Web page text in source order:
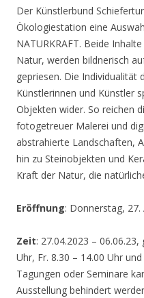
Der Künstlerbund
Ökologiestation eine
NATURKRAFT. Beide
Natur, werden bildnerisch
gepriesen. Die Individualität
Künstlerinnen und Künstler
Objekten wider. So reichen
fotogetreuer Malerei und
abstrahierte Landschaften,
hin zu Steinobjekten und
Kraft der Natur, die
Eröffnung: Donnerstag, 27.
Zeit: 27.04.2023 –
Uhr, Fr. 8.30 – 14.00 Uhr
Tagungen oder Seminare
Ausstellung behindert